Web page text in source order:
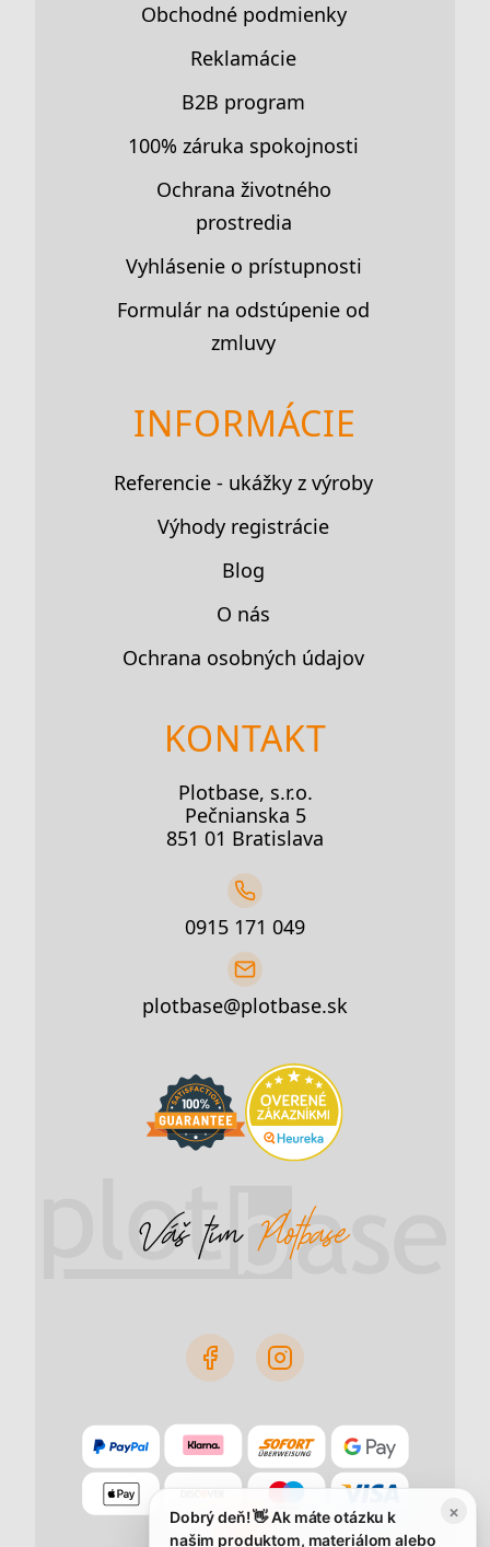
Obchodné podmienky
Reklamácie
B2B program
100% záruka spokojnosti
Ochrana životného
prostredia
Vyhlásenie o prístupnosti
Formulár na odstúpenie od
zmluvy
INFORMÁCIE
Referencie - ukážky z výroby
Výhody registrácie
Blog
O nás
Ochrana osobných údajov
KONTAKT
Plotbase, s.r.o.
Pečnianska 5
851 01 Bratislava
0915 171 049
plotbase@plotbase.sk
×
Dobrý deň! 👋 Ak máte otázku k
našim produktom, materiálom alebo